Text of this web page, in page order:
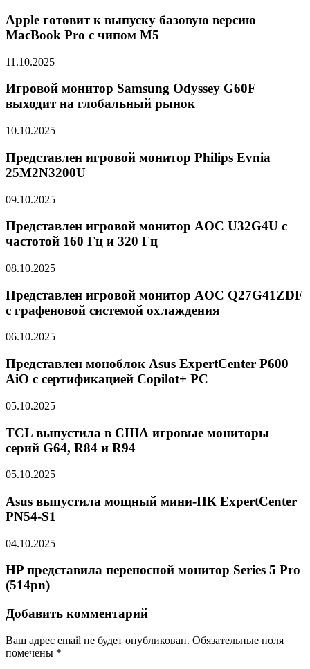
Apple готовит к выпуску базовую версию
MacBook Pro с чипом M5
11.10.2025
Игровой монитор Samsung Odyssey G60F
выходит на глобальный рынок
10.10.2025
Представлен игровой монитор Philips Evnia
25M2N3200U
09.10.2025
Представлен игровой монитор AOC U32G4U с
частотой 160 Гц и 320 Гц
08.10.2025
Представлен игровой монитор AOC Q27G41ZDF
с графеновой системой охлаждения
06.10.2025
Представлен моноблок Asus ExpertCenter P600
AiO с сертификацией Copilot+ PC
05.10.2025
TCL выпустила в США игровые мониторы
серий G64, R84 и R94
05.10.2025
Asus выпустила мощный мини-ПК ExpertCenter
PN54-S1
04.10.2025
HP представила переносной монитор Series 5 Pro
(514pn)
Добавить комментарий
Ваш адрес email не будет опубликован. Обязательные поля
помечены *